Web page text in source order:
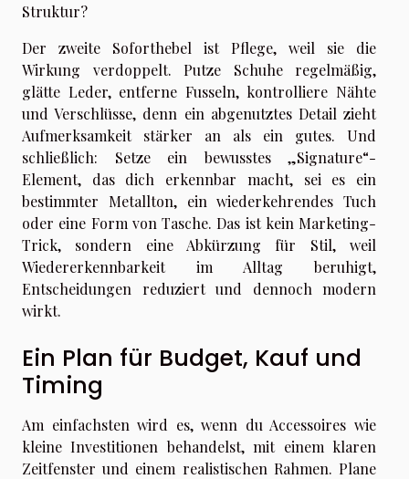
Struktur?
Der zweite Soforthebel ist Pflege, weil sie die
Wirkung verdoppelt. Putze Schuhe regelmäßig,
glätte Leder, entferne Fusseln, kontrolliere Nähte
und Verschlüsse, denn ein abgenutztes Detail zieht
Aufmerksamkeit stärker an als ein gutes. Und
schließlich: Setze ein bewusstes „Signature“-
Element, das dich erkennbar macht, sei es ein
bestimmter Metallton, ein wiederkehrendes Tuch
oder eine Form von Tasche. Das ist kein Marketing-
Trick, sondern eine Abkürzung für Stil, weil
Wiedererkennbarkeit im Alltag beruhigt,
Entscheidungen reduziert und dennoch modern
wirkt.
Ein Plan für Budget, Kauf und
Timing
Am einfachsten wird es, wenn du Accessoires wie
kleine Investitionen behandelst, mit einem klaren
Zeitfenster und einem realistischen Rahmen. Plane